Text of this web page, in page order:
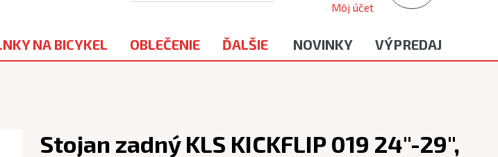
Môj účet
NA BICYKEL OBLEČENIE ĎALŠIE NOVINKY VÝPREDAJ
Stojan zadný KLS KICKFLIP 019 24"-29",